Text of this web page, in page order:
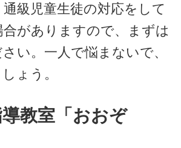
級児童生徒の対応をして
がありますので、まずは
い。一人で悩まないで、
ょう。
導教室「おおぞ